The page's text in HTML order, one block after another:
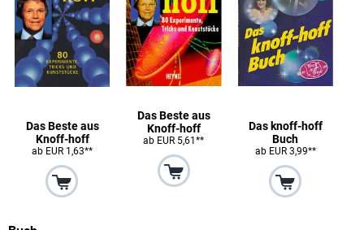
Das Beste aus
Knoff-hoff
ab EUR 1,63**
Das Beste aus
Knoff-hoff
ab EUR 5,61**
Das knoff-hoff
Buch
ab EUR 3,99**